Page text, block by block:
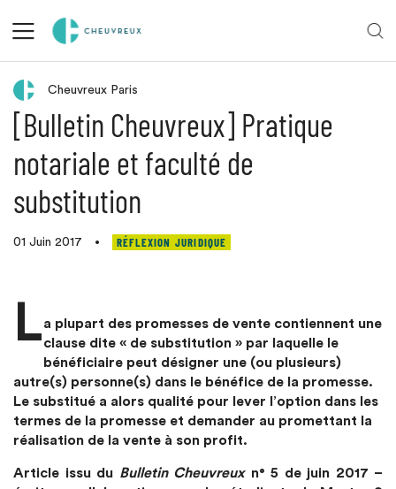
Retour aux actualités
Cheuvreux Paris
[Bulletin Cheuvreux] Pratique
notariale et faculté de
substitution
01 Juin 2017 • RÉFLEXION JURIDIQUE
La plupart des promesses de vente contiennent une
clause dite « de substitution » par laquelle le
bénéficiaire peut désigner une (ou plusieurs)
autre(s) personne(s) dans le bénéfice de la promesse.
Le substitué a alors qualité pour lever l’option dans les
termes de la promesse et demander au promettant la
réalisation de la vente à son profit.
Article issu du Bulletin Cheuvreuxn° 5 de juin 2017 –